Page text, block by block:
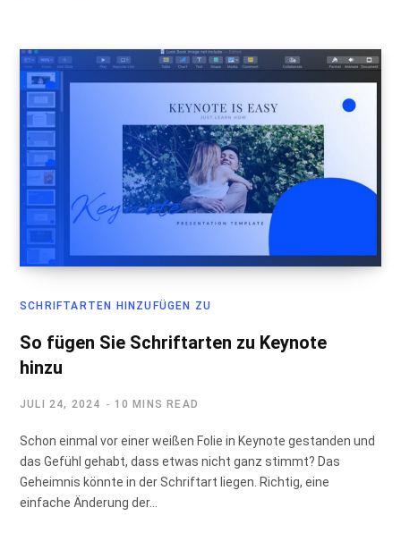
SCHRIFTARTEN HINZUFÜGEN ZU
So fügen Sie Schriftarten zu Keynote
hinzu
JULI 24, 2024 10 MINS READ
Schon einmal vor einer weißen Folie in Keynote gestanden und
das Gefühl gehabt, dass etwas nicht ganz stimmt? Das
Geheimnis könnte in der Schriftart liegen. Richtig, eine
einfache Änderung der…